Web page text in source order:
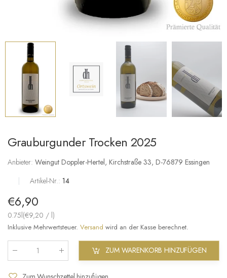
Grauburgunder Trocken 2025
Anbieter: Weingut Doppler-Hertel, Kirchstraße 33, D-76879 Essingen
|
Artikel-Nr.: 14
€6,90
0.75l(€9,20 / l)
Inklusive Mehrwertsteuer. Versand wird an der Kasse berechnet.
ZUM WARENKORB HINZUFÜGEN